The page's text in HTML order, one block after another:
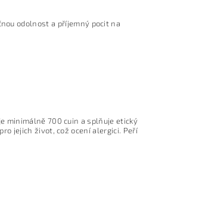
odolnost a příjemný pocit na
minimálně 700 cuin a splňuje etický
jejich život, což ocení alergici. Peří